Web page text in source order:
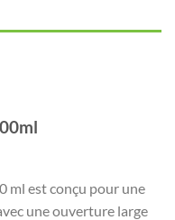
ml est conçu pour une
une ouverture large